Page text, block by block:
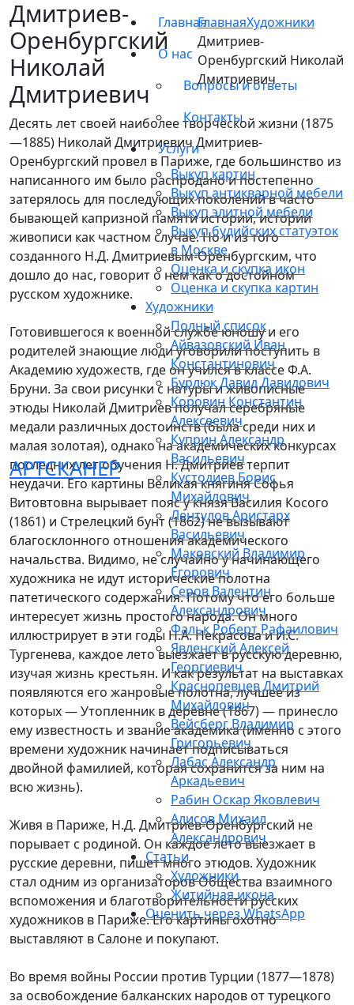
АРТСКАНЕР
Главная
О нас
Вопросы и ответы
Контакты
Услуги
Выкуп картин
Выкуп антикварной мебели
Выкуп элитной мебели
Выкуп будийских статуэток
в Москве
Оценка и скупка икон
Оценка и скупка картин
Художники
Полный список
Айвазовский Иван
Константинович
Бурлюк Давид Давидович
Коровин Константин
Алексеевич
Куприн Александр
Васильевич
Кустодиев Борис
Михайлович
Лентулов Аристарх
Васильевич
Маковский Владимир
Егорович
Серов Валентин
Александрович
Фальк Роберт Рафаилович
Явленский Алексей
Георгиевич
Краснопевцев Дмитрий
Михайлович
Вейсберг Владимир
Григорьевич
Лабас Александр
Аркадьевич
Рабин Оскар Яковлевич
Алисов Михаил
Александрович
Статьи
Художники
Житийная икона
Оценить через WhatsApp
Дмитриев-
Оренбургский
Николай
Дмитриевич
ГлавнаяХудожники
Дмитриев-
Оренбургский Николай
Дмитриевич
Десять лет своей наиболее творческой жизни (1875
—1885) Николай Дмитриевич Дмитриев-
Оренбургский провел в Париже, где большинство из
написанного им было распродано и постепенно
затерялось для последующих поколений в часто
бывающей капризной памяти истории, истории
живописи как частном случае. Но и из того
созданного Н.Д. Дмитриевым-Оренбургским, что
дошло до нас, говорит о нем как о достойном
русском художнике.
Готовившегося к военной службе юношу и его
родителей знающие люди уговорили поступить в
Академию художеств, где он учился в классе Ф.А.
Бруни. За свои рисунки с натуры и живописные
этюды Николай Дмитриев получал серебряные
медали различных достоинств (была среди них и
малая золотая), однако на академических конкурсах
последних лет обучения Н. Дмитриев терпит
неудачи. Его картины Великая княгиня Софья
Витовтовна вырывает пояс у князя Василия Косого
(1861) и Стрелецкий бунт (1862) не вызывают
благосклонного отношения академического
начальства. Видимо, не случайно у начинающего
художника не идут исторические полотна
патетического содержания. Потому что его больше
интересует жизнь простого народа. Он много
иллюстрирует в эти годы Н.А. Некрасова и И.С.
Тургенева, каждое лето выезжает в русскую деревню,
изучая жизнь крестьян. И как результат на выставках
появляются его жанровые полотна, лучшее из
которых — Утопленник в деревне (1867) — принесло
ему известность и звание академика (именно с этого
времени художник начинает подписываться
двойной фамилией, которая сохранится за ним на
всю жизнь).
Живя в Париже, Н.Д. Дмитриев-Оренбургский не
порывает с родиной. Он каждое лето выезжает в
русские деревни, пишет много этюдов. Художник
стал одним из организаторов Общества взаимного
вспоможения и благотворительности русских
художников в Париже. Его картины охотно
выставляют в Салоне и покупают.
Во время войны России против Турции (1877—1878)
за освобождение балканских народов от турецкого